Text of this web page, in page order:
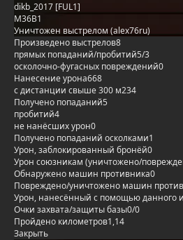
dikb_2017 [FUL1]
M36B1
Уничтожен выстрелом (alex76ru)
Произведено выстрелов8
прямых попаданий/пробитий5/3
осколочно-фугасных повреждений0
Нанесение урона668
с дистанции свыше 300 м234
Получено попаданий5
пробитий4
не нанёсших урон0
Получено попаданий осколками1
Урон, заблокированный бронёй0
Урон союзникам (уничтожено/
Обнаружено машин противника0
Повреждено/уничтожено машин
Урон, нанесённый с помощью данного
Очки захвата/защиты базы0/0
Пройдено километров1,14
Закрыть